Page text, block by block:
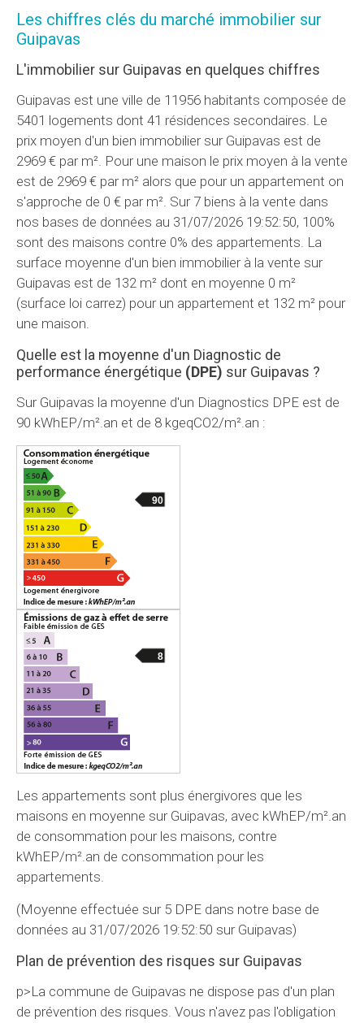
Les chiffres clés du marché immobilier sur
Guipavas
L'immobilier sur Guipavas en quelques chiffres
Guipavas est une ville de 11956 habitants composée de
5401 logements dont 41 résidences secondaires. Le
prix moyen d'un bien immobilier sur Guipavas est de
2969 € par m². Pour une maison le prix moyen à la vente
est de 2969 € par m² alors que pour un appartement on
s'approche de 0 € par m². Sur 7 biens à la vente dans
nos bases de données au 31/07/2026 19:52:50, 100%
sont des maisons contre 0% des appartements. La
surface moyenne d'un bien immobilier à la vente sur
Guipavas est de 132 m² dont en moyenne 0 m²
(surface loi carrez) pour un appartement et 132 m² pour
une maison.
Quelle est la moyenne d'un Diagnostic de
performance énergétique (DPE) sur Guipavas ?
Sur Guipavas la moyenne d'un Diagnostics DPE est de
90 kWhEP/m².an et de 8 kgeqCO2/m².an :
90
8
Les appartements sont plus énergivores que les
maisons en moyenne sur Guipavas, avec kWhEP/m².an
de consommation pour les maisons, contre
kWhEP/m².an de consommation pour les
appartements.
(Moyenne effectuée sur 5 DPE dans notre base de
données au 31/07/2026 19:52:50 sur Guipavas)
Plan de prévention des risques sur Guipavas
p>La commune de Guipavas ne dispose pas d'un plan
de prévention des risques. Vous n'avez pas l'obligation